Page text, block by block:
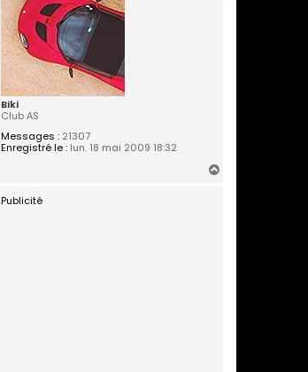
Biki
Club AS
Messages :21307
Enregistré le :lun. 18 mai 2009 18:32
Publicité